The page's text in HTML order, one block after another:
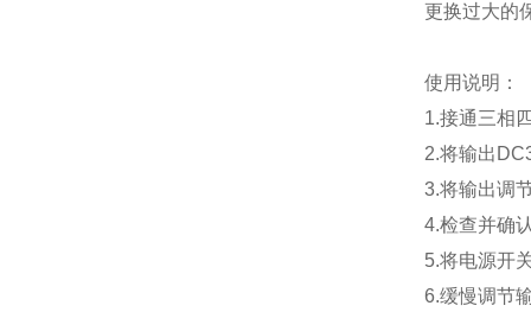
更换过大的
使用说明：
1.接通三相
2.将输出
3.将输出调
4.检查并确
5.将电源开
6.缓慢调节